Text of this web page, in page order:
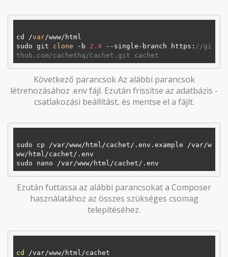
cd /var/www/html
sudo git clone -b 2.4 --single-branch https: //gi
thub.com/cachethq/Cachet.git cachet
Következő parancsok Az alábbi parancsok
létrehozásához .env fájl. Ezután frissítse az adatbázis -
csatlakozási beállítást, és mentse el a fájlt.
sudo cp /var/www/html/cachet/ .env.example
/var/w
ww/html/cachet/ .env
sudo nano
/var/www/html/cachet/
Ezután futtassa az alábbi parancsokat a Composer
használatához az összes szükséges csomag
telepítéséhez.
cd
/var/www/html/cachet